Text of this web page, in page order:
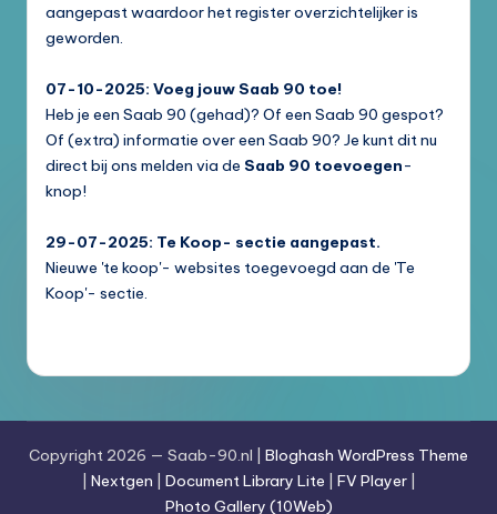
aangepast waardoor het register overzichtelijker is
geworden.
07-10-2025: Voeg jouw Saab 90 toe!
Heb je een Saab 90 (gehad)? Of een Saab 90 gespot?
Of (extra) informatie over een Saab 90? Je kunt dit nu
direct bij ons melden via de Saab 90 toevoegen-
knop!
29-07-2025: Te Koop- sectie aangepast.
Nieuwe 'te koop'- websites toegevoegd aan de 'Te
Koop'- sectie.
Copyright 2026 — Saab-90.nl | Bloghash WordPress Theme
Nextgen Document Library Lite FV Player|
Photo Gallery (10Web)